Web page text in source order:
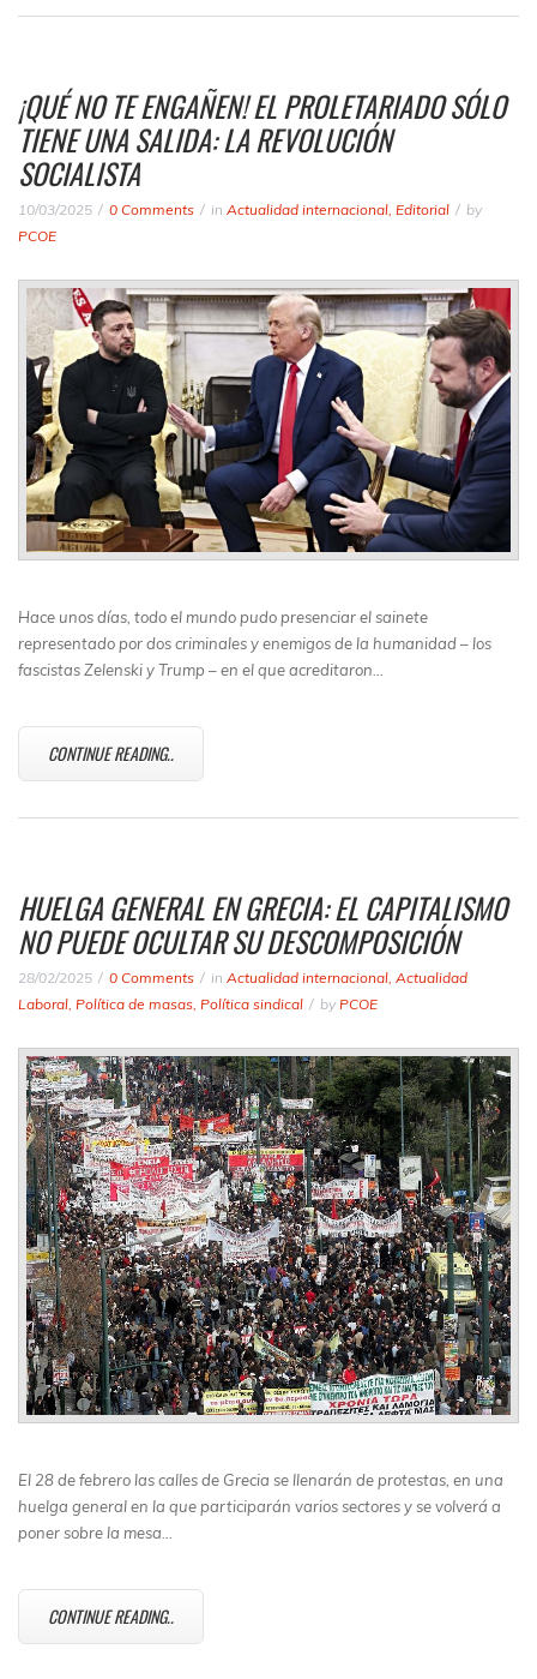
¡QUÉ NO TE ENGAÑEN! EL PROLETARIADO SÓLO
TIENE UNA SALIDA: LA REVOLUCIÓN
SOCIALISTA
10/03/2025 0 Comments in Actualidad internacional Editorial
by
PCOE
Hace unos días, todo el mundo pudo presenciar el sainete
representado por dos criminales y enemigos de la humanidad – los
fascistas Zelenski y Trump – en el que acreditaron…
CONTINUE READING..
HUELGA GENERAL EN GRECIA: EL CAPITALISMO
NO PUEDE OCULTAR SU DESCOMPOSICIÓN
28/02/2025 0 Comments in Actualidad internacional, Actualidad
Laboral, Política de masas, Política sindical by PCOE
El 28 de febrero las calles de Grecia se llenarán de protestas, en una
huelga general en la que participarán varios sectores y se volverá a
poner sobre la mesa…
CONTINUE READING..